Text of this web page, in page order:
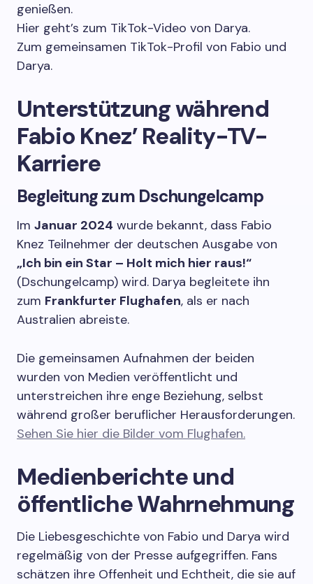
genießen.
Hier geht’s zum TikTok-Video von Darya.
Zum gemeinsamen TikTok-Profil von Fabio und
Darya.
Unterstützung während
Fabio Knez’ Reality-TV-
Karriere
Begleitung zum Dschungelcamp
Im Januar 2024 wurde bekannt, dass Fabio
Knez Teilnehmer der deutschen Ausgabe von
„Ich bin ein Star – Holt mich hier raus!“
(Dschungelcamp) wird. Darya begleitete ihn
zum Frankfurter Flughafen, als er nach
Australien abreiste.
Die gemeinsamen Aufnahmen der beiden
wurden von Medien veröffentlicht und
unterstreichen ihre enge Beziehung, selbst
während großer beruflicher Herausforderungen.
Sehen Sie hier die Bilder vom Flughafen.
Medienberichte und
öffentliche Wahrnehmung
Die Liebesgeschichte von Fabio und Darya wird
regelmäßig von der Presse aufgegriffen. Fans
schätzen ihre Offenheit und Echtheit, die sie auf